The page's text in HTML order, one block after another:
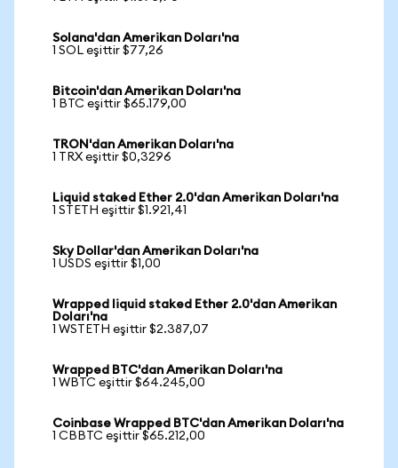
Solana'dan Amerikan Doları'na
1 SOL eşittir $77,26
Bitcoin'dan Amerikan Doları'na
1 BTC eşittir $65.179,00
TRON'dan Amerikan Doları'na
1 TRX eşittir $0,3296
Liquid staked Ether 2.0'dan Amerikan Doları'na
1 STETH eşittir $1.921,41
Sky Dollar'dan Amerikan Doları'na
1 USDS eşittir $1,00
Wrapped liquid staked Ether 2.0'dan Amerikan
Doları'na
1 WSTETH eşittir $2.387,07
Wrapped BTC'dan Amerikan Doları'na
1 WBTC eşittir $64.245,00
Coinbase Wrapped BTC'dan Amerikan Doları'na
1 CBBTC eşittir $65.212,00